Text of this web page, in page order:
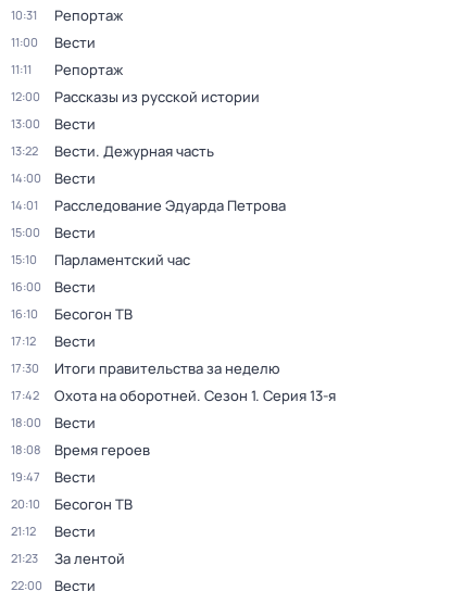
10:31 Репортаж
11:00 Вести
11:11 Репортаж
12:00 Рассказы из русской истории
13:00 Вести
13:22 Вести. Дежурная часть
14:00 Вести
14:01 Расследование Эдуарда Петрова
15:00 Вести
15:10 Парламентский час
16:00 Вести
16:10 Бесогон ТВ
17:12 Вести
17:30 Итоги правительства за неделю
17:42 Охота на оборотней. Сезон 1. Серия 13-я
18:00 Вести
18:08 Время героев
19:47 Вести
20:10 Бесогон ТВ
21:12 Вести
21:23 За лентой
22:00 Вести